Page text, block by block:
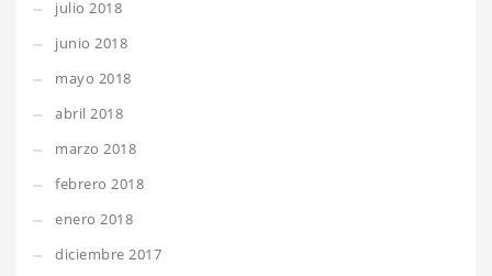
julio 2018
junio 2018
mayo 2018
abril 2018
marzo 2018
febrero 2018
enero 2018
diciembre 2017